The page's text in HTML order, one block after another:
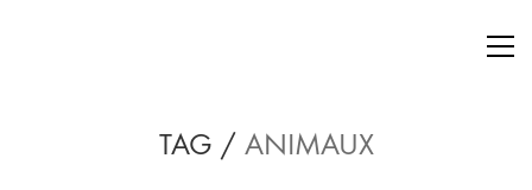
TAG / ANIMAUX